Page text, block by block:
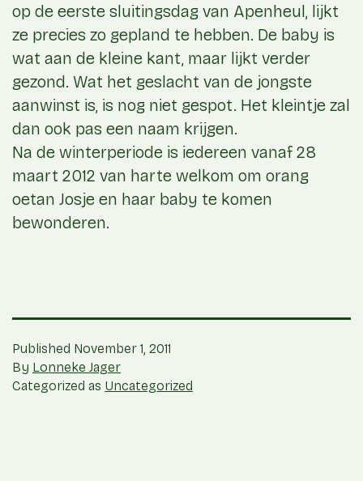
op de eerste sluitingsdag van Apenheul, lijkt
ze precies zo gepland te hebben. De baby is
wat aan de kleine kant, maar lijkt verder
gezond. Wat het geslacht van de jongste
aanwinst is, is nog niet gespot. Het kleintje zal
dan ook pas een naam krijgen.
Na de winterperiode is iedereen vanaf 28
maart 2012 van harte welkom om orang
oetan Josje en haar baby te komen
bewonderen.
Published November 1, 2011
By Lonneke Jager
Categorized as Uncategorized